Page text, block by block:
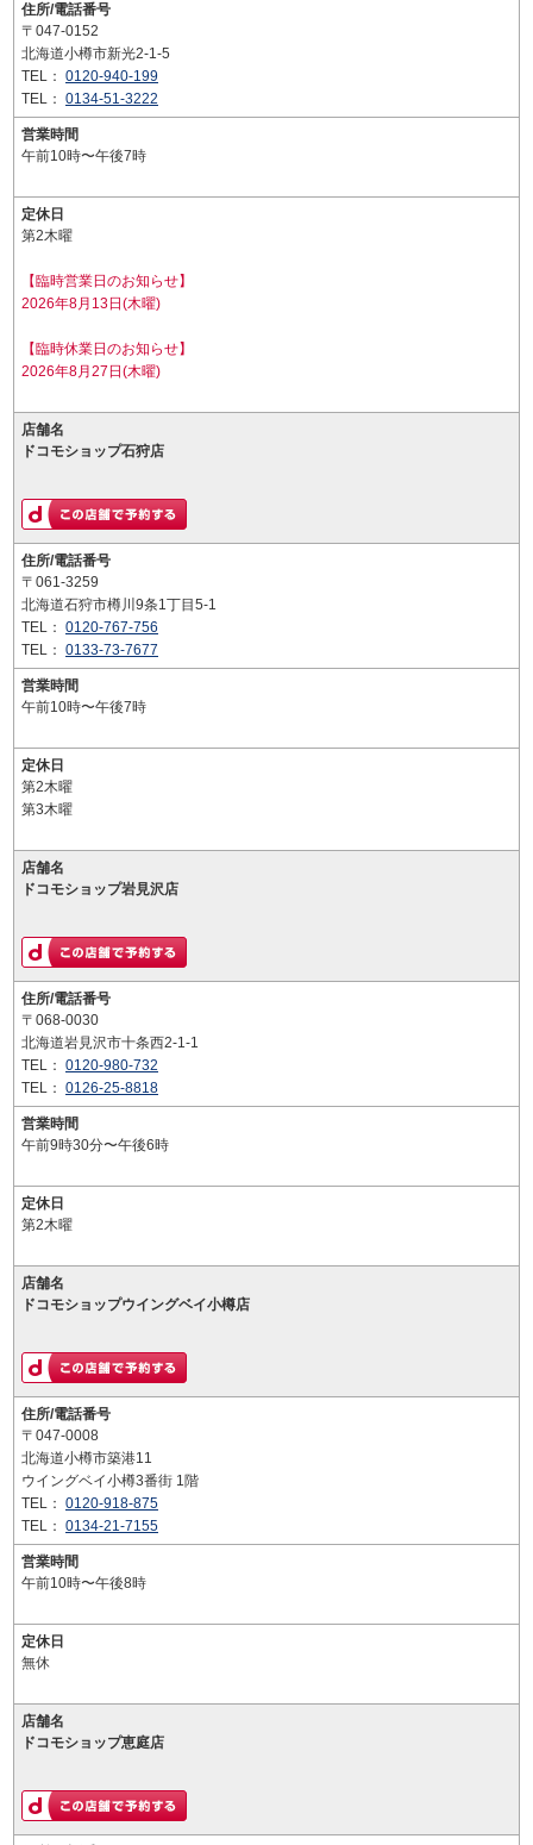
住所/電話番号
〒047-0152
北海道小樽市新光2-1-5
TEL： 0120-940-199
TEL： 0134-51-3222
営業時間
午前10時〜午後7時
定休日
第2木曜
【臨時営業日のお知らせ】
2026年8月13日(木曜)
【臨時休業日のお知らせ】
2026年8月27日(木曜)
店舗名
ドコモショップ石狩店
住所/電話番号
〒061-3259
北海道石狩市樽川9条1丁目5-1
TEL： 0120-767-756
TEL： 0133-73-7677
営業時間
午前10時〜午後7時
定休日
第2木曜
第3木曜
店舗名
ドコモショップ岩見沢店
住所/電話番号
〒068-0030
北海道岩見沢市十条西2-1-1
TEL： 0120-980-732
TEL： 0126-25-8818
営業時間
午前9時30分〜午後6時
定休日
第2木曜
店舗名
ドコモショップウイングベイ小樽店
住所/電話番号
〒047-0008
北海道小樽市築港11
ウイングベイ小樽3番街 1階
TEL： 0120-918-875
TEL： 0134-21-7155
営業時間
午前10時〜午後8時
定休日
無休
店舗名
ドコモショップ恵庭店